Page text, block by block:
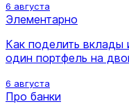
6 августа
Элементарно
Как поделить вклады
один портфель на
6 августа
Про банки